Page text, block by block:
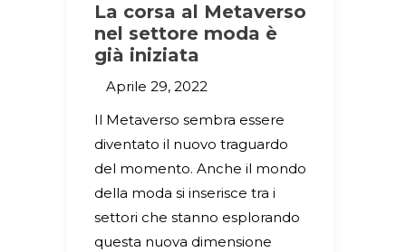
La corsa al Metaverso
nel settore moda è
già iniziata
Aprile 29, 2022
Il Metaverso sembra essere
diventato il nuovo traguardo
del momento. Anche il mondo
della moda si inserisce tra i
settori che stanno esplorando
questa nuova dimensione